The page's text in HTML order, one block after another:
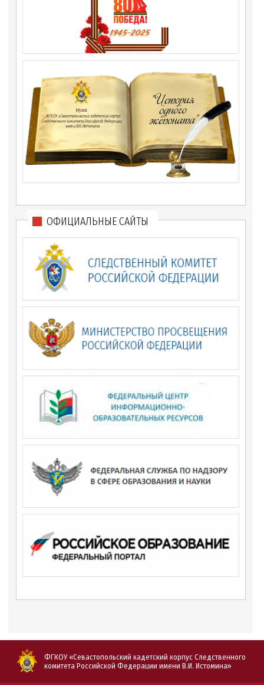
ОФИЦИАЛЬНЫЕ САЙТЫ
ФГКОУ «Севастопольский кадетский корпус Следственного
комитета Российской Федерации имени В.И. Истомина»